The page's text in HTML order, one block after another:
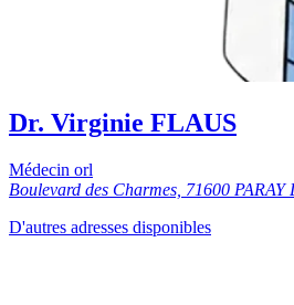
Dr. Virginie FLAUS
Médecin orl
Boulevard des Charmes, 71600
D'autres adresses disponibles